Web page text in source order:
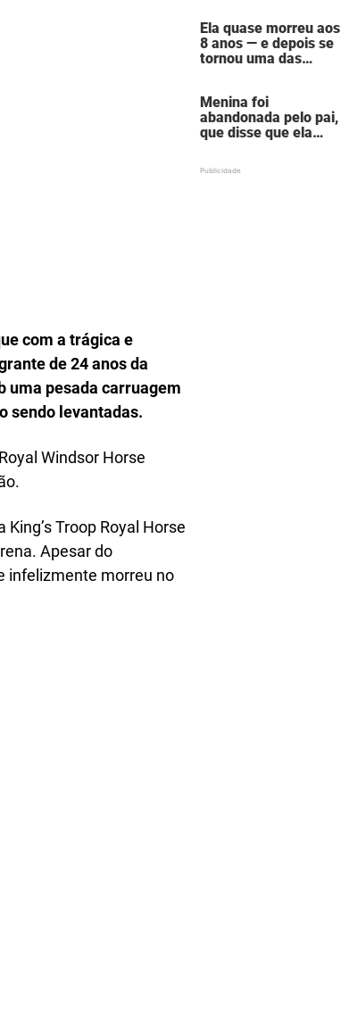
com a trágica e
de 24 anos da
uma pesada carruagem
sendo levantadas.
Windsor Horse
Troop Royal Horse
Apesar do
infelizmente morreu no
bronzeamento
Ela quase morreu aos
8 anos — e depois se
tornou uma das
Hollywood
Menina foi
abandonada pelo pai,
que disse que ela
atriz famosa